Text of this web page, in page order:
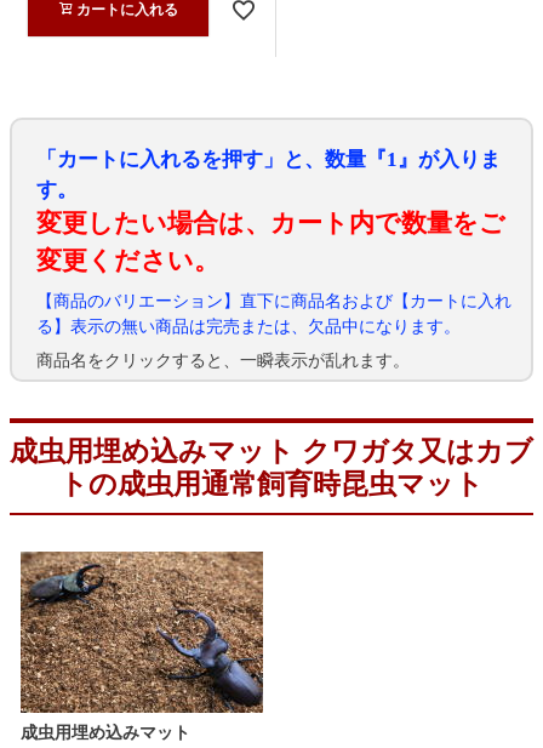
カートに入れる
「カートに入れるを押す」と、数量『1』が入りま
す。
変更したい場合は、カート内で数量をご
変更ください。
【商品のバリエーション】直下に商品名および【カートに入れ
る】表示の無い商品は完売または、欠品中になります。
商品名をクリックすると、一瞬表示が乱れます。
成虫用埋め込みマット クワガタ又はカブ
トの成虫用通常飼育時昆虫マット
成虫用埋め込みマット